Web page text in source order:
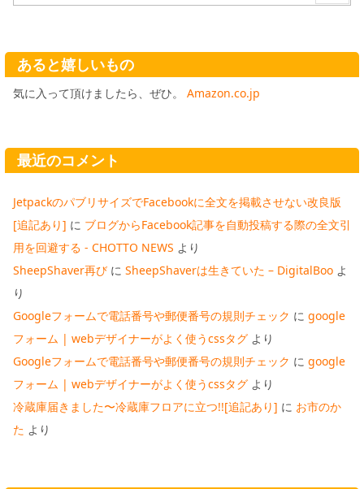
あると嬉しいもの
気に入って頂けましたら、ぜひ。 Amazon.co.jp
最近のコメント
JetpackのパブリサイズでFacebookに全文を掲載させない改良版
[追記あり] に ブログからFacebook記事を自動投稿する際の全文引
用を回避する - CHOTTO NEWS より
SheepShaver再び に SheepShaverは生きていた – DigitalBoo よ
り
Googleフォームで電話番号や郵便番号の規則チェック に google
フォーム | webデザイナーがよく使うcssタグ より
Googleフォームで電話番号や郵便番号の規則チェック に google
フォーム | webデザイナーがよく使うcssタグ より
冷蔵庫届きました〜冷蔵庫フロアに立つ!![追記あり] に お市のか
た より